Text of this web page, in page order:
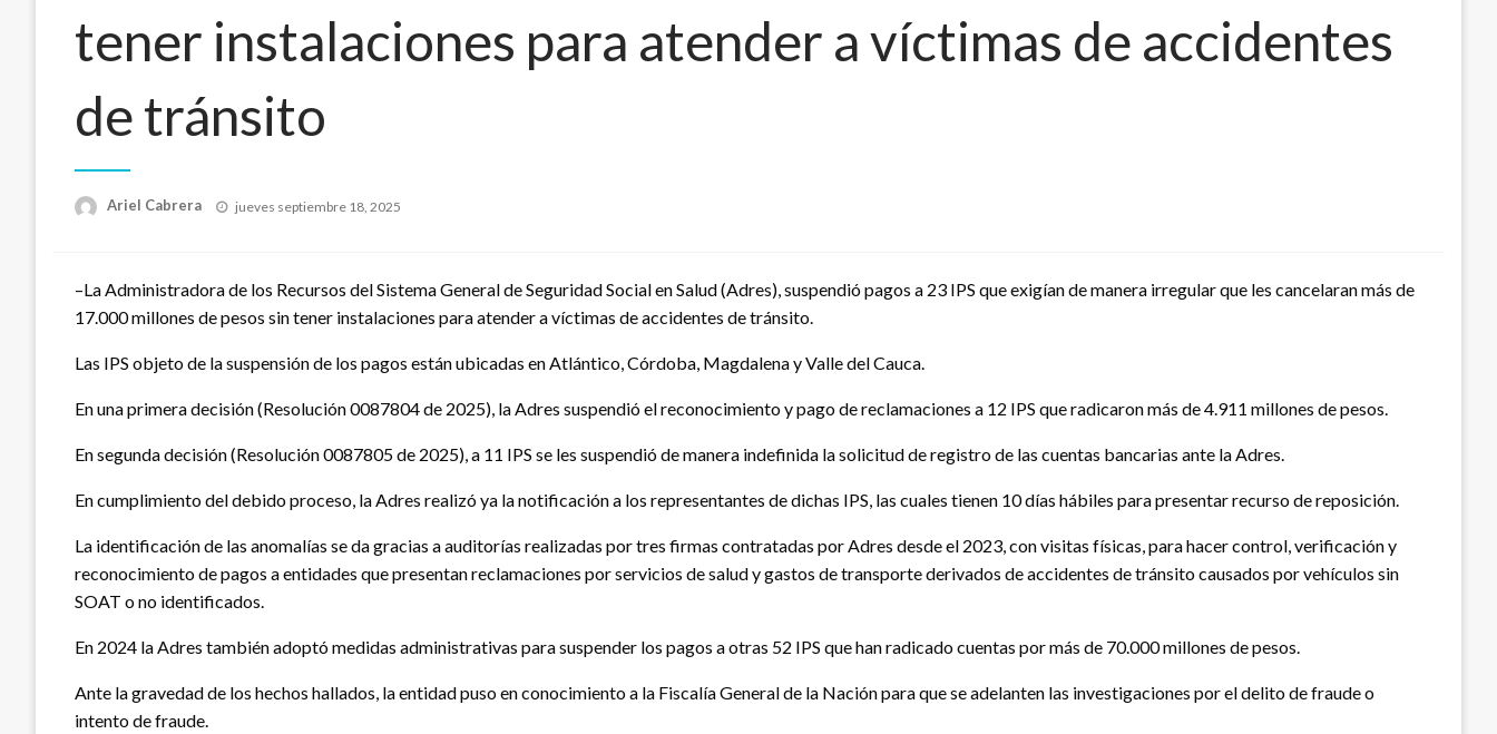
tener instalaciones para atender a víctimas de accidentes
de tránsito
Ariel Cabrera
Publicado
jueves septiembre 18, 2025
–La Administradora de los Recursos del Sistema General de Seguridad Social en Salud (Adres), suspendió pagos a 23 IPS que exigían de manera irregular que les cancelaran más de
17.000 millones de pesos sin tener instalaciones para atender a víctimas de accidentes de tránsito.
Las IPS objeto de la suspensión de los pagos están ubicadas en Atlántico, Córdoba, Magdalena y Valle del Cauca.
En una primera decisión (Resolución 0087804 de 2025), la Adres suspendió el reconocimiento y pago de reclamaciones a 12 IPS que radicaron más de 4.911 millones de pesos.
En segunda decisión (Resolución 0087805 de 2025), a 11 IPS se les suspendió de manera indefinida la solicitud de registro de las cuentas bancarias ante la Adres.
En cumplimiento del debido proceso, la Adres realizó ya la notificación a los representantes de dichas IPS, las cuales tienen 10 días hábiles para presentar recurso de reposición.
La identificación de las anomalías se da gracias a auditorías realizadas por tres firmas contratadas por Adres desde el 2023, con visitas físicas, para hacer control, verificación y
reconocimiento de pagos a entidades que presentan reclamaciones por servicios de salud y gastos de transporte derivados de accidentes de tránsito causados por vehículos sin
SOAT o no identificados.
En 2024 la Adres también adoptó medidas administrativas para suspender los pagos a otras 52 IPS que han radicado cuentas por más de 70.000 millones de pesos.
Ante la gravedad de los hechos hallados, la entidad puso en conocimiento a la Fiscalía General de la Nación para que se adelanten las investigaciones por el delito de fraude o
intento de fraude.